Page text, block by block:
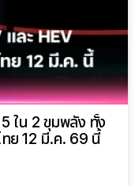
ใน 2 ขุมพลัง ทั้ง
ทย 12 มี.ค. 69 นี้